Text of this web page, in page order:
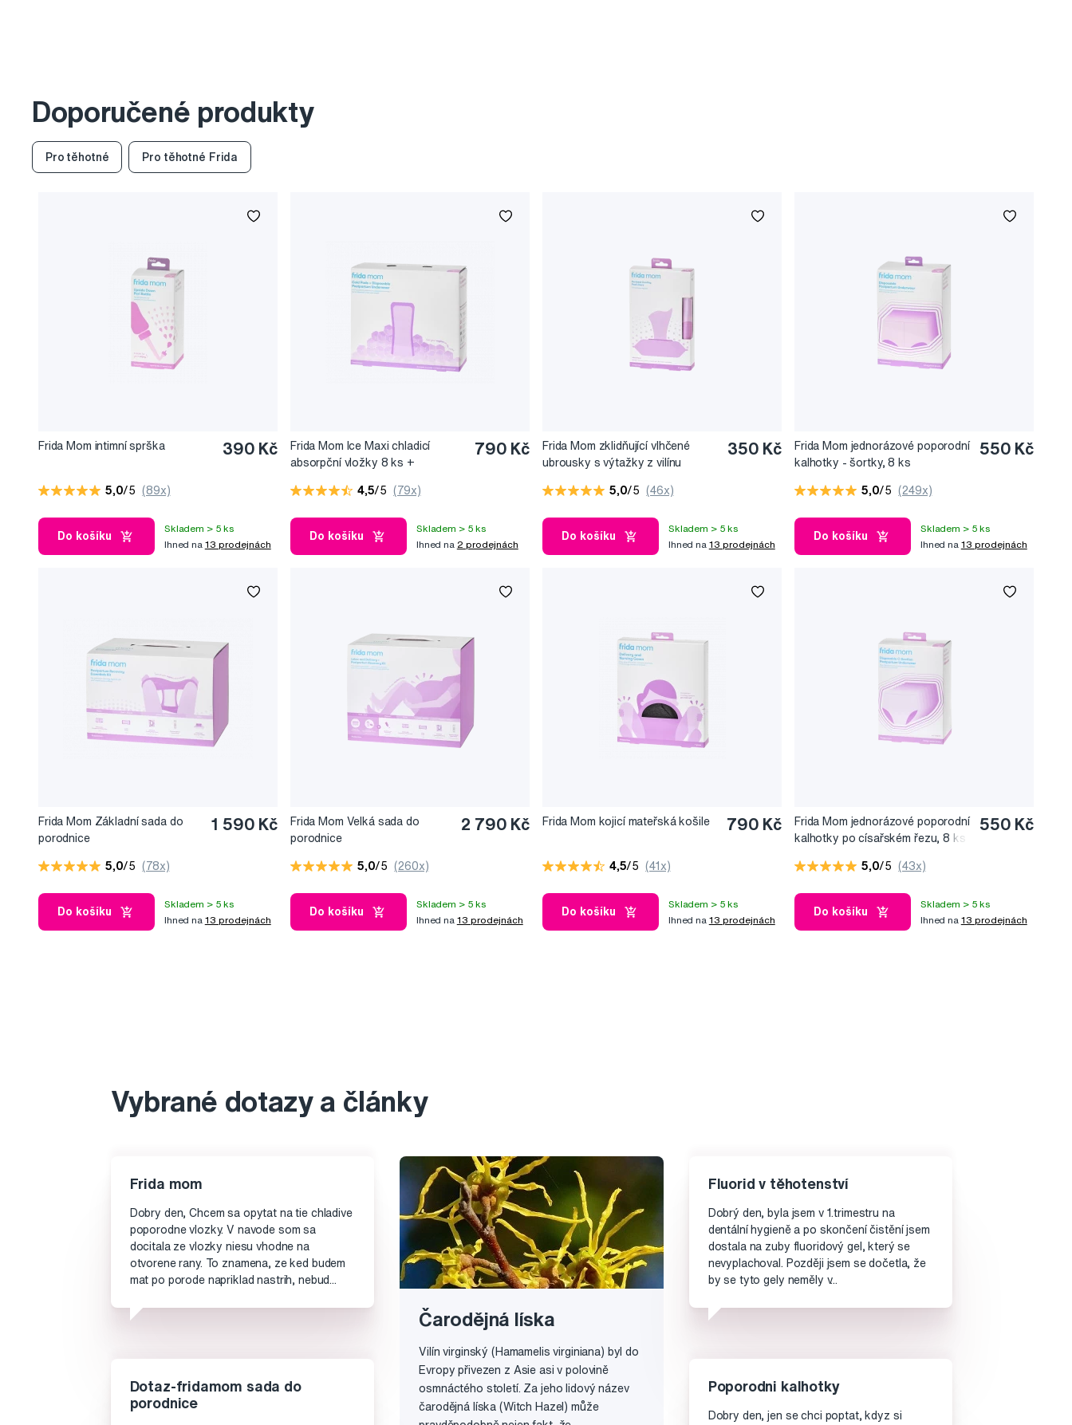
Doporučené produkty
Pro těhotné Pro těhotné Frida
Frida Mom intimní sprška 390 Kč
5,0/5 (89x)
Do košíku
Skladem > 5 ks
Ihned na 13 prodejnách
Frida Mom Ice Maxi chladicí
absorpční vložky 8 ks +
2 ks
790 Kč
4,5/5 (79x)
Do košíku
Skladem > 5 ks
Ihned na 2 prodejnách
Frida Mom zklidňující vlhčené
ubrousky s výtažky z vilínu
350 Kč
5,0/5 (46x)
Do košíku
Skladem > 5 ks
Ihned na 13 prodejnách
Frida Mom jednorázové poporodní
kalhotky - šortky, 8 ks
550 Kč
5,0/5 (249x)
Do košíku
Skladem > 5 ks
Ihned na 13 prodejnách
Frida Mom Základní sada do
porodnice
1 590 Kč
5,0/5 (78x)
Do košíku
Skladem > 5 ks
Ihned na 13 prodejnách
Frida Mom Velká sada do
porodnice
2 790 Kč
5,0/5 (260x)
Do košíku
Skladem > 5 ks
Ihned na 13 prodejnách
Frida Mom kojicí mateřská košile 790 Kč
4,5/5 (41x)
Do košíku
Skladem > 5 ks
Ihned na 13 prodejnách
Frida Mom jednorázové poporodní
kalhotky po císařském řezu, 8 ks
550 Kč
5,0/5 (43x)
Do košíku
Skladem > 5 ks
Ihned na 13 prodejnách
Vybrané dotazy a články
Frida mom
Dobry den, Chcem sa opytat na tie chladive
poporodne vlozky. V navode som sa
docitala ze vlozky niesu vhodne na
otvorene rany. To znamena, ze ked budem
mat po porode napriklad nastrih, nebud...
Čarodějná líska
Vilín virginský (Hamamelis virginiana) byl do
Evropy přivezen z Asie asi v polovině
osmnáctého století. Za jeho lidový název
čarodějná líska (Witch Hazel) může
Fluorid v těhotenství
Dobrý den, byla jsem v 1.trimestru na
dentální hygieně a po skončení čistění jsem
dostala na zuby fluoridový gel, který se
nevyplachoval. Později jsem se dočetla, že
by se tyto gely neměly v...
Dotaz-fridamom sada do
porodnice
Poporodni kalhotky
Dobry den, jen se chci poptat, kdyz si